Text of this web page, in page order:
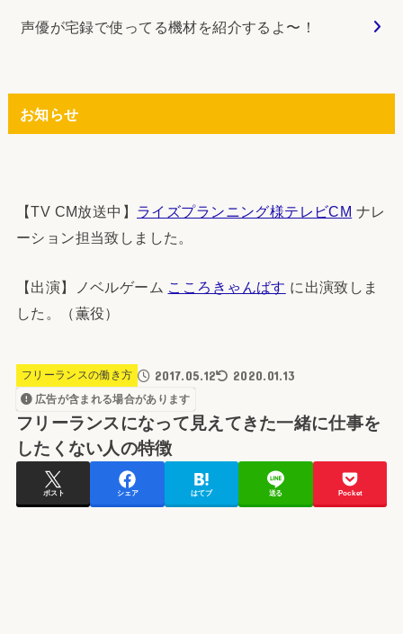
声優が宅録で使ってる機材を紹介するよ〜！
お知らせ
【TV CM放送中】 ライズプランニング様テレビCM ナレ
ーション担当致しました。
【出演】ノベルゲーム こころきゃんばす に出演致しま
した。（薫役）
フリーランスの働き方 2017.05.12 2020.01.13
広告が含まれる場合があります
フリーランスになって見えてきた一緒に仕事を
したくない人の特徴
ポスト シェア はてブ 送る Pocket